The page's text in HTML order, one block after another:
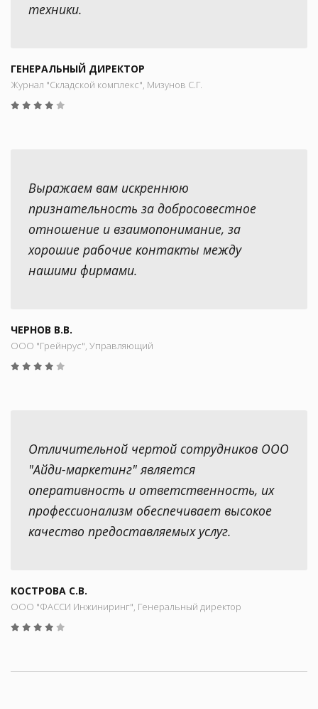
техники.
ГЕНЕРАЛЬНЫЙ ДИРЕКТОР
Журнал "Складской комплекс", Мизунов С.Г.
Выражаем вам искреннюю
признательность за добросовестное
отношение и взаимопонимание, за
хорошие рабочие контакты между
нашими фирмами.
ЧЕРНОВ В.В.
ООО "Грейнрус", Управляющий
Отличительной чертой сотрудников ООО
"Айди-маркетинг" является
оперативность и ответственность, их
профессионализм обеспечивает высокое
качество предоставляемых услуг.
КОСТРОВА С.В.
ООО "ФАССИ Инжиниринг", Генеральный директор